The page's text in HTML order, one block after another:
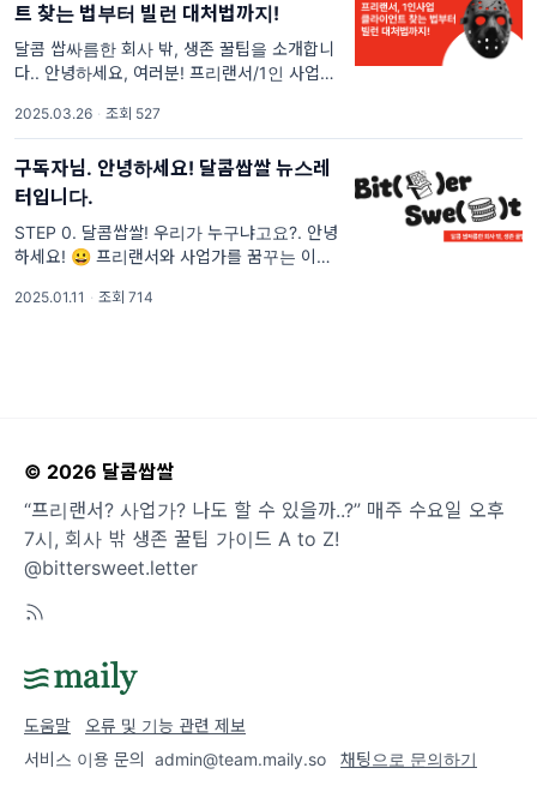
트 찾는 법부터 빌런 대처법까지!
달콤 쌉싸름한 회사 밖, 생존 꿀팁을 소개합니
다.. 안녕하세요, 여러분! 프리랜서/1인 사업가
무엇일까요?! 바로 클라이언트입니다. 클라이
언트가 있어야 일도 하고 수입도 생기죠. 하지
만,
2025.03.26 · 조회 527
구독자님. 안녕하세요! 달콤쌉쌀 뉴스레
터입니다.
STEP 0. 달콤쌉쌀! 우리가 누구냐고요?. 안녕
하세요! 😀 프리랜서와 사업가를 꿈꾸는 이들
고민 해보신적 있나요? [항목1] 육아와 경력,
2025.01.11 · 조회 714
© 2026 달콤쌉쌀
“프리랜서? 사업가? 나도 할 수 있을까..?” 매주 수요일 오후
7시, 회사 밖 생존 꿀팁 가이드 A to Z!
@bittersweet.letter
도움말
오류 및 기능 관련 제보
서비스 이용 문의 admin@team.maily.so 채팅으로 문의하기